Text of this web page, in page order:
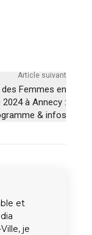
Article suivant
Femmes en
à Annecy :
& infos
et
je